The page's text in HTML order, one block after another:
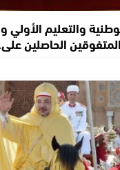
والتعليم
الحاصلين